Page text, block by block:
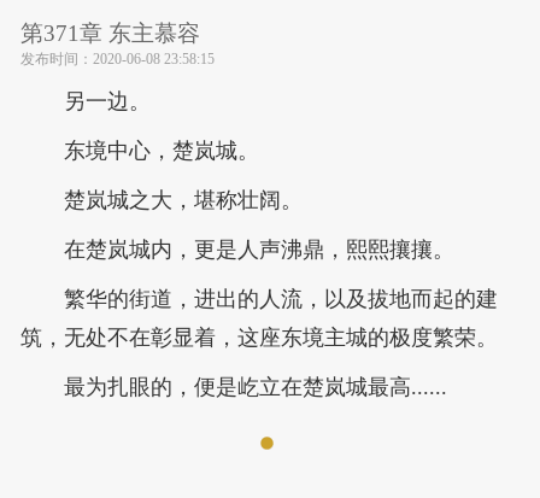
第371章 东主慕容
发布时间： 2020-06-08 23:58:15
另一边。
东境中心，楚岚城。
楚岚城之大，堪称壮阔。
在楚岚城内，更是人声沸鼎，熙熙攘攘。
繁华的街道，进出的人流，以及拔地而起的建
筑，无处不在彰显着，这座东境主城的极度繁荣。
最为扎眼的，便是屹立在楚岚城最高......